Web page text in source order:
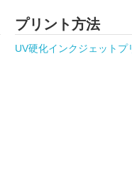
プリント方法
UV硬化インクジェットプ